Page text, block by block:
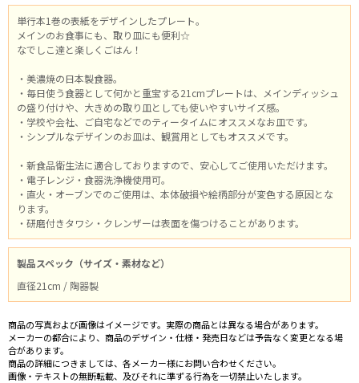
単行本1巻の表紙をデザインしたプレート。
メインのお食事にも、取り皿にも便利☆
なでしこ達と楽しくごはん！
・美濃焼の日本製食器。
・毎日使う食器として何かと重宝する21cmプレートは、メインディッシュ
の盛り付けや、大きめの取り皿としても使いやすいサイズ感。
・学校や会社、ご自宅などでのティータイムにオススメなお皿です。
・シンプルなデザインのお皿は、観賞用としてもオススメです。
・新食品衛生法に適合しておりますので、安心してご使用いただけます。
・電子レンジ・食器洗浄機使用可。
・直火・オーブンでのご使用は、本体破損や絵柄部分が変色する原因とな
ります。
・研磨付きタワシ・クレンザーは表面を傷つけることがあります。
製品スペック（サイズ・素材など）
直径21cm / 陶器製
商品の写真および画像はイメージです。実際の商品とは異なる場合があります。
メーカーの都合により、商品のデザイン・仕様・発売日などは予告なく変更となる場
合があります。
商品の詳細につきましては、各メーカー様にお問い合わせください。
画像・テキストの無断転載、及びそれに準ずる行為を一切禁止いたします。